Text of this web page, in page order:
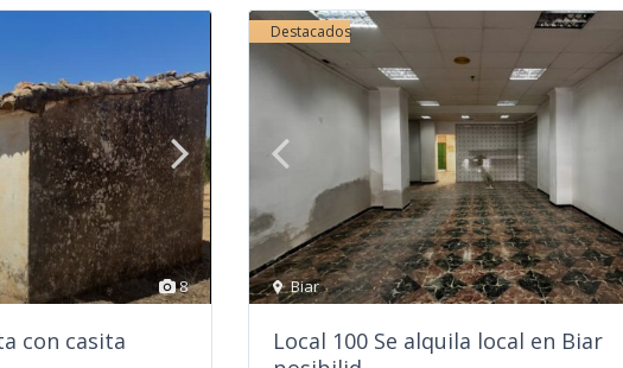
8
con casita
Biar
Destacados
Local 100 Se alquila local en Biar